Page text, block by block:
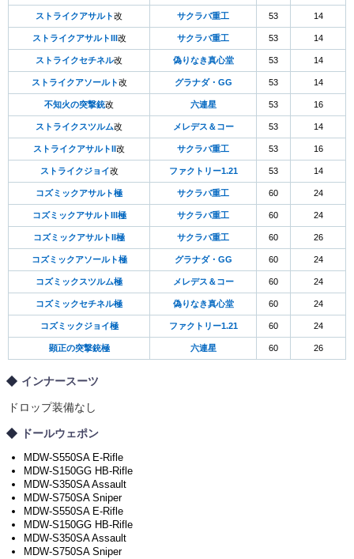
ストライクアサルト改 サクラバ重工 53 14
ストライクアサルトIII 改 サクラバ重工 53 14
ストライクセチネル改 偽りなき真心堂 53 14
ストライクアソールト改 グラナダ・GG 53 14
不知火の突撃銃改 六連星 53 16
ストライクスツルム改 メレデス＆コー 53 14
ストライクアサルトII 改 サクラバ重工 53 16
ストライクジョイ改 ファクトリー1.21 53 14
コズミックアサルト極 サクラバ重工 60 24
コズミックアサルトIII極 サクラバ重工 60 24
コズミックアサルトII極 サクラバ重工 60 26
コズミックアソールト極 グラナダ・GG 60 24
コズミックスツルム極 メレデス＆コー 60 24
コズミックセチネル極 偽りなき真心堂 60 24
コズミックジョイ極 ファクトリー1.21 60 24
顕正の突撃銃極 六連星 60 26
インナースーツ
ドロップ装備なし
ドールウェポン
MDW-S550SA E-Rifle
MDW-S150GG HB-Rifle
MDW-S350SA Assault
MDW-S750SA Sniper
MDW-S550SA E-Rifle
MDW-S150GG HB-Rifle
MDW-S350SA Assault
MDW-S750SA Sniper